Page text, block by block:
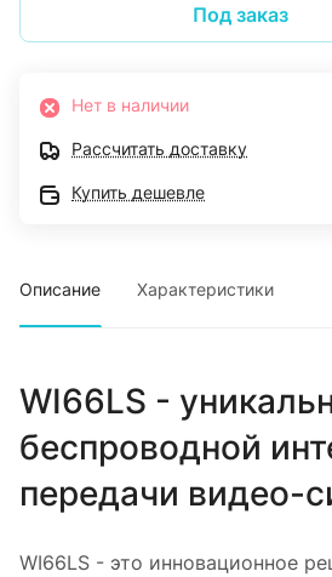
Под заказ
Нет в наличии
Рассчитать доставку
Купить дешевле
Описание Характеристики
WI66LS -
беспроводной
передачи видео-
WI66LS - это инновационное